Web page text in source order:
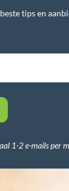
tips en
1-2 e-mails per